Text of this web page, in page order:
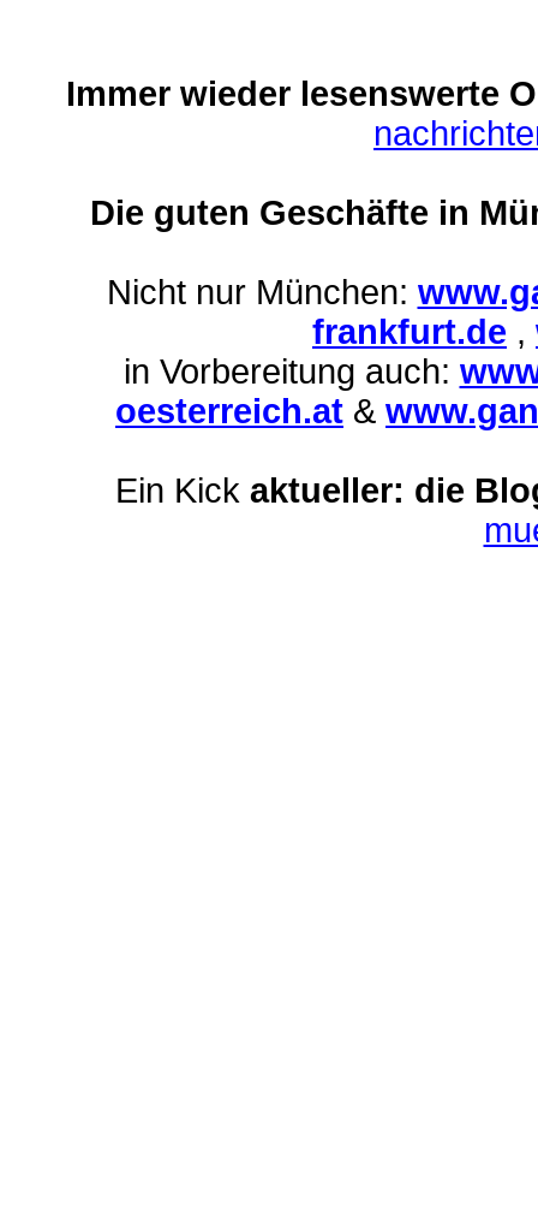
Immer wieder lesenswerte
Die guten Geschäfte in
Nicht nur München:
frankfurt.de ,
in Vorbereitung auch:
oesterreich.at &
Ein Kick aktueller: die